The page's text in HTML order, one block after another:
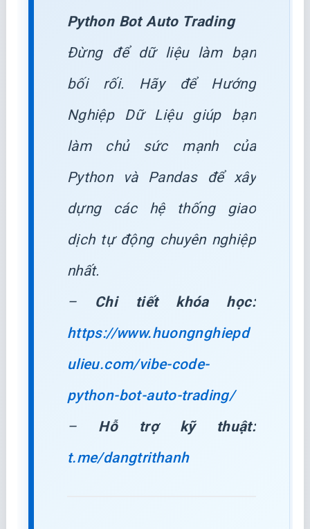
Python Bot Auto Trading
Đừng để dữ liệu làm bạn
bối rối. Hãy để Hướng
Nghiệp Dữ Liệu giúp bạn
làm chủ sức mạnh của
Python và Pandas để xây
dựng các hệ thống giao
dịch tự động chuyên nghiệp
nhất.
– Chi tiết khóa học:
https://www.huongnghiepd
ulieu.com/vibe-code-
python-bot-auto-trading/
– Hỗ trợ kỹ thuật:
t.me/dangtrithanh